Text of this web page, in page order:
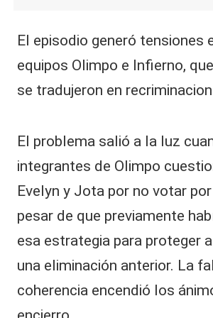
El episodio generó tensiones
equipos Olimpo e Infierno,
se tradujeron en
El problema salió a la luz
integrantes de Olimpo
Evelyn y Jota por no votar
pesar de que previamente
esa estrategia para proteger a
una eliminación anterior. La
coherencia encendió los